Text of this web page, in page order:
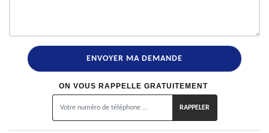
ON VOUS RAPPELLE GRATUITEMENT